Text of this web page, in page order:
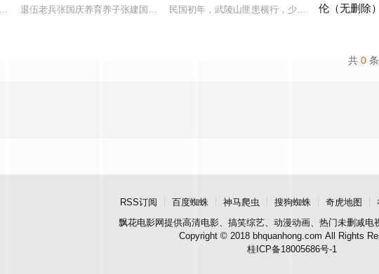
生命最后时光里，他隐瞒病情坚持创作，渴望得到爱豆回应。母亲联合同学们秘密学唱他的歌
退伍老兵张国庆养育养子张建国，建国因提亲被拒、青梅竹马安晓云意外离世沉沦，后外
民国初年，武陵山匪患横行，少年老幺因“白虎队”
伦（无删除）
共 0
RSS订阅 百度蜘蛛 神马爬虫 搜狗蜘蛛 奇虎地图
飘花电影网提供高清电影、搞笑综艺、动漫动画、热门未删减电
Copyright © 2018 bhquanhong.com All Rights
桂ICP备18005686号-1